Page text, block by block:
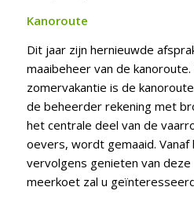
Kanoroute
Dit jaar zijn hernieuwde
maaibeheer van de
zomervakantie is de
de beheerder rekening met
het centrale deel van de
oevers, wordt gemaaid.
vervolgens genieten van
meerkoet zal u